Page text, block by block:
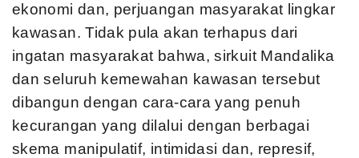
ekonomi dan, perjuangan masyarakat lingkar
kawasan. Tidak pula akan terhapus dari
ingatan masyarakat bahwa, sirkuit Mandalika
dan seluruh kemewahan kawasan tersebut
dibangun dengan cara-cara yang penuh
kecurangan yang dilalui dengan berbagai
skema manipulatif, intimidasi dan, represif,